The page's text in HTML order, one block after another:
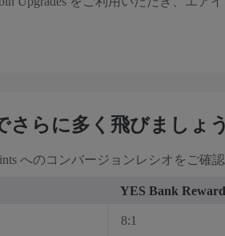
らに多く飛びましょう
へのコンバージョンレシオをご確
YES Bank
8:1